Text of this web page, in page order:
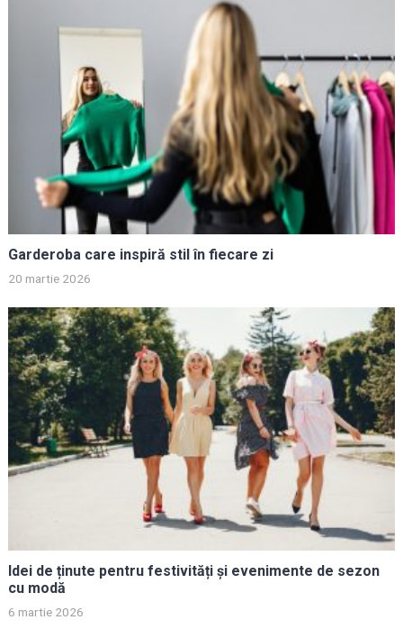
Garderoba care inspiră stil în fiecare zi
20 martie 2026
Idei de ținute pentru festivități și evenimente de sezon
cu modă
6 martie 2026